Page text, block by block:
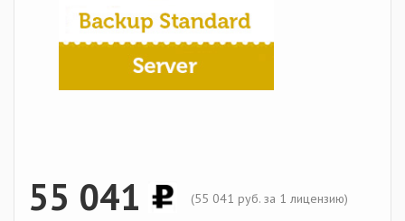
55 041 (55 041 руб. за 1 лицензию)